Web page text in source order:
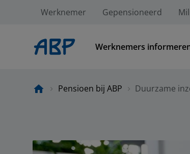
Werknemer Gepensioneerd
Werknemers
Pensioen bij ABP Duurzame